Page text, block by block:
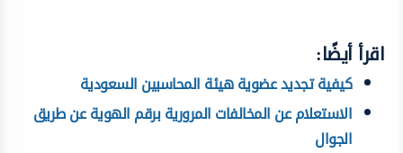
اقرأ أيضًا:
كيفية تجديد عضوية هيئة المحاسبين السعودية
الاستعلام عن المخالفات المرورية برقم الهوية عن طريق
الجوال